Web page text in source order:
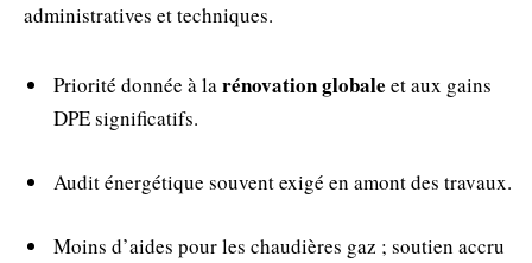
administratives et techniques.
Priorité donnée à larénovation globale et aux gains
DPE significatifs.
Audit énergétique souvent exigé en amont des travaux.
Moins d’aides pour les chaudières gaz ; soutien accru